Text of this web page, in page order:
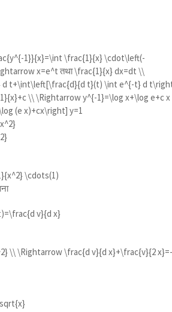
1}}{x}=\int \frac{1}{x} \cdot\left(-
x=e^t तथा \frac{1}{x} dx=dt \\
t+\int\left[\frac{d}{d t}(t) \int e^{-t} d
\\ \Rightarrow y^{-1}=\log x+\log e+c
(e x)+cx\right] y=1
\cdots(1)
v}{d x}
\\ \Rightarrow \frac{d v}{d x}+\frac{v}{2